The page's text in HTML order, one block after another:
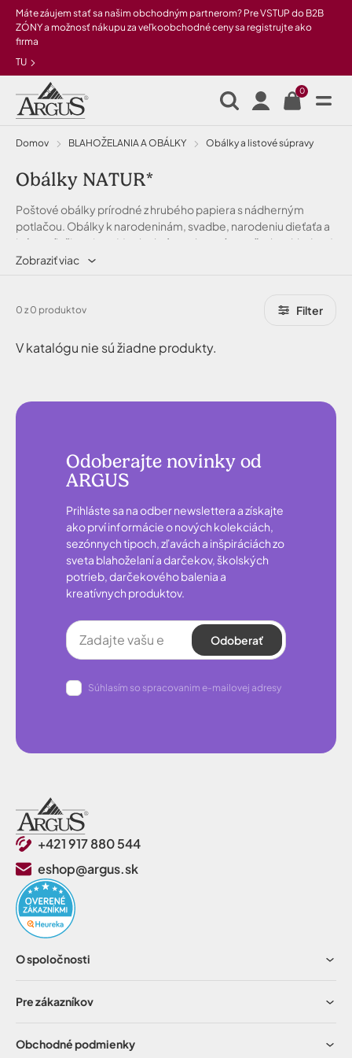
Preskočiť na hlavný obsah
Máte záujem stať sa našim obchodným partnerom? Pre VSTUP do B2B
ZÓNY a možnosť nákupu za veľkoobchodné ceny sa registrujte ako
firma
TU
0
Domov BLAHOŽELANIA A OBÁLKY Obálky a listové súpravy
Obálky NATUR*
Poštové obálky prírodné z hrubého papiera s nádherným
potlačou. Obálky k narodeninám, svadbe, narodeniu dieťaťa a
iným príležitostiam. Mnoho krásnych motívov, všetko skladom!
Zobraziť viac
0 z 0 produktov Filter
V katalógu nie sú žiadne produkty.
Odoberajte novinky od
ARGUS
Prihláste sa na odber newslettera a získajte
ako prví informácie o nových kolekciách,
sezónnych tipoch, zľavách a inšpiráciách zo
sveta blahoželaní a darčekov, školských
potrieb, darčekového balenia a
kreatívnych produktov.
Odoberať
Súhlasím so spracovanim e-mailovej adresy
+421 917 880 544
eshop@argus.sk
O spoločnosti
Pre zákazníkov
Obchodné podmienky